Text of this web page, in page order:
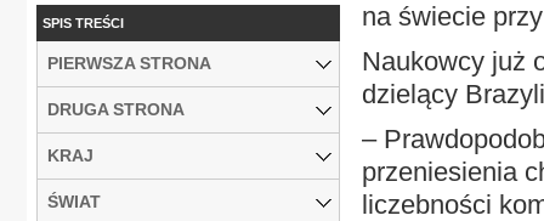
na świecie
Naukowcy już
dzielący
–
przeniesienia
liczebności
SPIS TREŚCI
PIERWSZA STRONA
DRUGA STRONA
KRAJ
ŚWIAT